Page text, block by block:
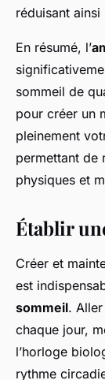
réduisant
En résumé, l’
sommeil de
pour créer un
pleinement
permettant de
physiques et
Établir
Créer et
est
sommeil.
chaque jour,
l’horloge
rythme